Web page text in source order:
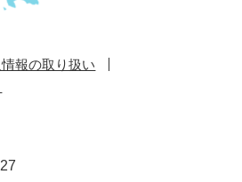
報の取り扱い